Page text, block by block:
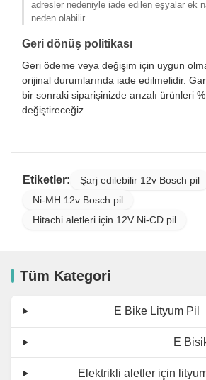
adresler nedeniyle iade edilen eşyalar ek
neden olabilir.
Geri dönüş politikası
Geri ödeme veya değişim için uygun
orijinal durumlarında iade edilmelidir.
bir sonraki siparişinizde arızalı ürünleri
değiştireceğiz.
Etiketler:
Şarj edilebilir 12v Bosch pil
Ni-MH 12v Bosch pil
Hitachi aletleri için 12V Ni-CD pil
Tüm Kategori
E Bike Lityum Pil
E
Elektrikli aletler için